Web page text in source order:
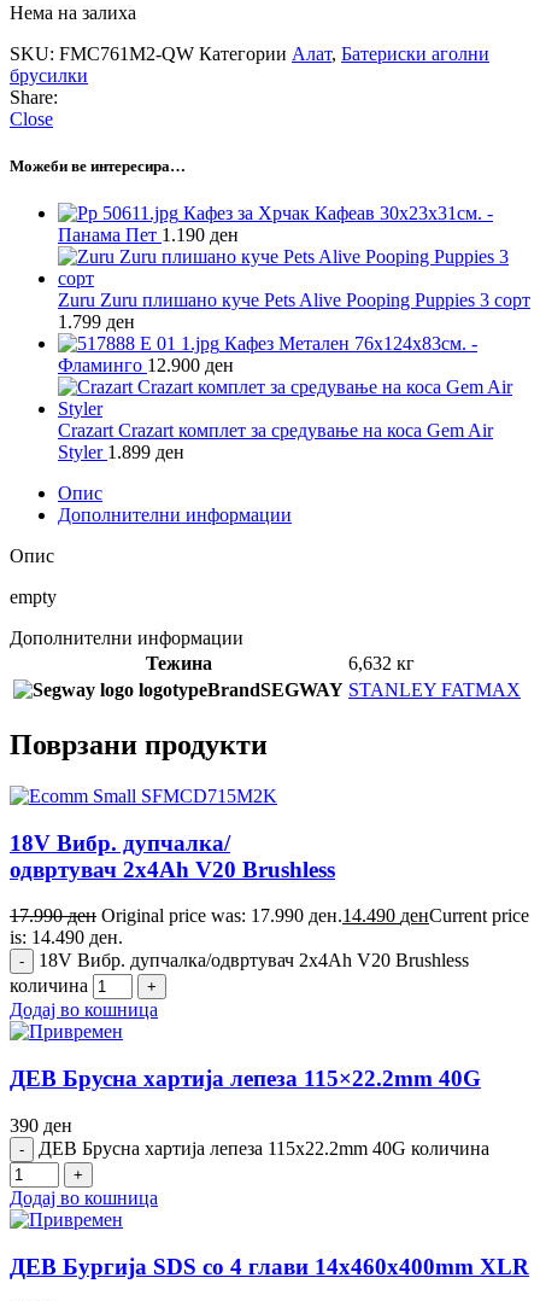
Нема на залиха
SKU: FMC761M2-QW Категории Алат, Батериски аголни
брусилки
Share:
Close
Можеби ве интересира…
Кафез за Хрчак Кафеав 30х23х31см. -
Панама Пет 1.190 ден
Zuru Zuru плишано куче Pets Alive Pooping Puppies 3 сорт
1.799 ден
Кафез Метален 76х124х83см. -
Фламинго 12.900 ден
Crazart Crazart комплет за средување на коса Gem Air
Styler 1.899 ден
Опис
Дополнителни информации
Опис
empty
Дополнителни информации
Тежина
6,632 кг
BrandSEGWAY STANLEY FATMAX
Поврзани продукти
18V Вибр. дупчалка/
одвртувач 2x4Ah V20 Brushless
17.990ден Original price was: 17.990 ден.14.490 денCurrent price
is: 14.490 ден.
18V Вибр. дупчалка/одвртувач 2x4Ah V20 Brushless
количина
Додај во кошница
ДЕВ Брусна хартија лепеза 115×22.2mm 40G
390 ден
ДЕВ Брусна хартија лепеза 115x22.2mm 40G количина
Додај во кошница
ДЕВ Бургија SDS со 4 глави 14x460x400mm XLR